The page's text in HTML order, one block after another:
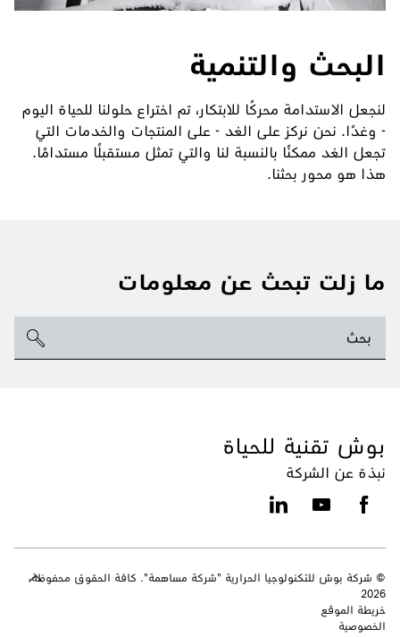
البحث والتنمية
لنجعل الاستدامة محركًا للابتكار، تم اختراع حلولنا للحياة اليوم
- وغدًا. نحن نركز على الغد - على المنتجات والخدمات التي
تجعل الغد ممكنًا بالنسبة لنا والتي تمثل مستقبلًا مستدامًا.
هذا هو محور بحثنا.
ما زلت تبحث عن معلومات
بوش تقنية للحياة
نبذة عن الشركة
© شركة بوش للتكنولوجيا الحرارية "شركة مساهمة". كافة الحقوق محفوظة،
2026
خريطة الموقع
الخصوصية